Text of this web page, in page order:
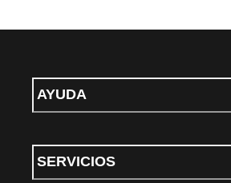
AYUDA
SERVICIOS